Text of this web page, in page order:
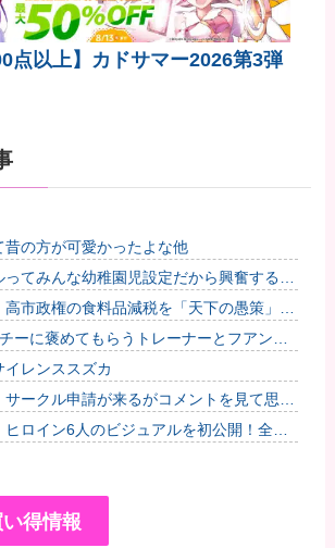
点以上】カドサマー2026第3弾
昔の方が可愛かったよな他
ってみんな幼稚園児設定だから興奮するよ
市政権の食料品減税を「天下の愚策」と
ーに褒めてもらうトレーナーとフアンザ
イレンススズカ
サークル申請が来るがコメントを見て思わ
ロイン6人のビジュアルを初公開！全員
得情報